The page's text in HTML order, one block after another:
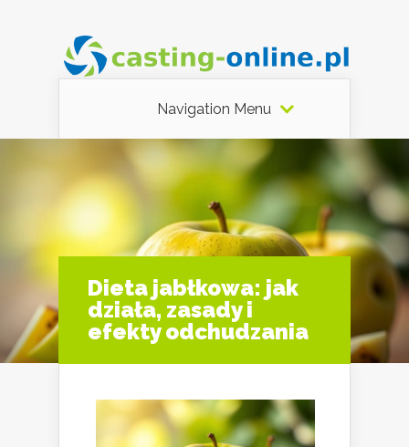
Navigation Menu
Dieta jabłkowa: jak
działa, zasady i
efekty odchudzania